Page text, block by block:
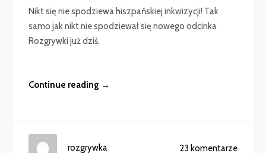
Nikt się nie spodziewa hiszpańskiej inkwizycji! Tak
samo jak nikt nie spodziewał się nowego odcinka
Rozgrywki już dziś.
Continue reading →
23 komentarze
rozgrywka